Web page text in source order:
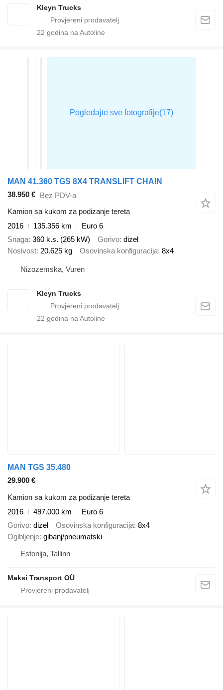
Kleyn Trucks
22 godina na Autoline
MAN 41.360 TGS 8X4 TRANSLIFT CHAIN
38.950 € Bez PDV-a
Kamion sa kukom za podizanje tereta
2016
135.356 km
Euro 6
Snaga 360 k.s. (265 kW) Gorivo dizel
Nosivost 20.625 kg Osovinska konfiguracija 8x4
Nizozemska, Vuren
Kleyn Trucks
22 godina na Autoline
MAN TGS 35.480
29.900 €
Kamion sa kukom za podizanje tereta
2016
497.000 km
Euro 6
Gorivo dizel Osovinska konfiguracija 8x4
Ogibljenje gibanj/pneumatski
Estonija, Tallinn
Maksi Transport OÜ